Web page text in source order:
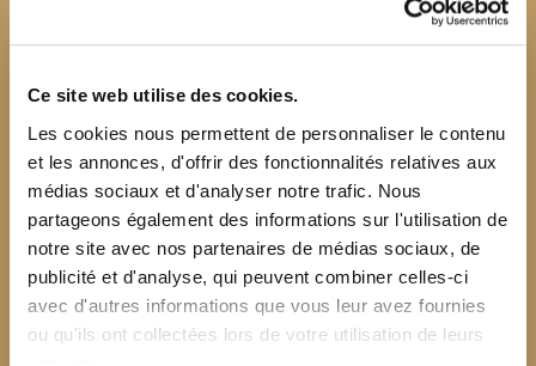
Ce site web utilise des cookies.
Les cookies nous permettent de personnaliser le contenu
et les annonces, d'offrir des fonctionnalités relatives aux
médias sociaux et d'analyser notre trafic. Nous
partageons également des informations sur l'utilisation de
notre site avec nos partenaires de médias sociaux, de
publicité et d'analyse, qui peuvent combiner celles-ci
avec d'autres informations que vous leur avez fournies
ou qu'ils ont collectées lors de votre utilisation de leurs